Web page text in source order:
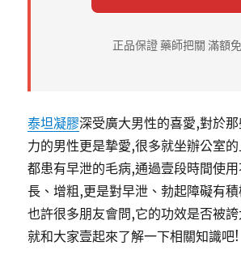
正品保證 藥師把關 滿額
泰坦凝膠深受廣大男性的喜愛,對於
力的男性更是摯愛,很多就坐辦公室
都患有早泄的毛病,通過壹段時間使
長、增粗,更是對早泄、勃起障礙有積
也許很多朋友會問,它的功效是否被
就和大家壹起來了解一下相關知識吧!